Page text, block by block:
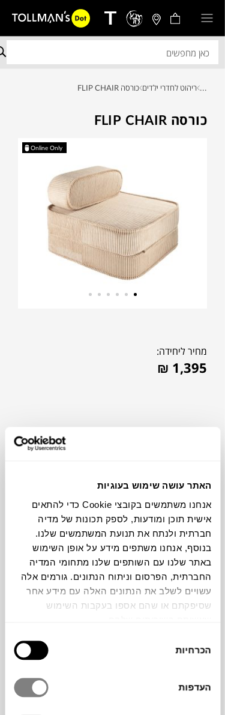
האתר עושה שימוש בעוגיות
אנחנו משתמשים בקובצי Cookie כדי להתאים
אישית תוכן ומודעות, לספק תכונות של מדיה
חברתית ולנתח את תנועת המשתמשים שלנו.
בנוסף, אנחנו משתפים מידע על אופן השימוש
באתר שלנו עם השותפים שלנו מתחומי המדיה
החברתית, הפרסום וניתוח הנתונים. גורמים אלה
עשויים לשלב את הנתונים האלה עם מידע אחר
שסיפקתם או שהם אספו בעקבות השימוש
הסכמה
הכרחיות
העדפות
... ריהוט לחדרי ילדים כורסה FLIP CHAIR
כורסה FLIP CHAIR
Online Only
מחיר ליחידה:
₪ 1,395
להדמיית AI Design
צבעים
כורסה נפתחת מקולקציית BUBBLEGUM בגוון
המיוצר מבקבוקי פלסטיק ממוחזרים, עם מילוי